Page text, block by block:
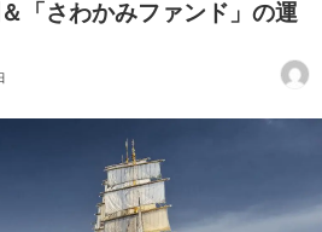
「さわかみファンド」の運